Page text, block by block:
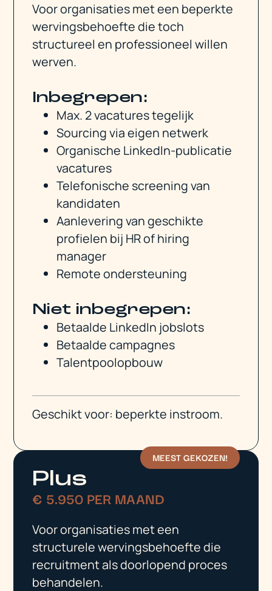
Voor organisaties met een beperkte
wervingsbehoefte die toch
structureel en professioneel willen
werven.
Inbegrepen:
Max. 2 vacatures tegelijk
Sourcing via eigen netwerk
Organische LinkedIn-publicatie
vacatures
Telefonische screening van
kandidaten
Aanlevering van geschikte
profielen bij HR of hiring
manager
Remote ondersteuning
Niet inbegrepen:
Betaalde LinkedIn jobslots
Betaalde campagnes
Talentpoolopbouw
Geschikt voor: beperkte instroom.
MEEST GEKOZEN!
Plus
€ 5.950 PER MAAND
Voor organisaties met een
structurele wervingsbehoefte die
recruitment als doorlopend proces
behandelen.